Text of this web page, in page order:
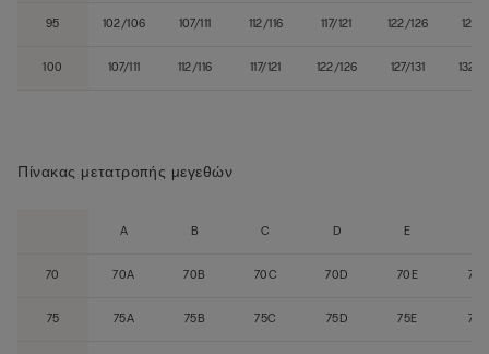
95 102/106 107/111 112/116 117/121 122/126 127/
100 107/111 112/116 117/121 122/126 127/131 132/
Πίνακας μετατροπής μεγεθών
A B C D E
70 70A 70B 70C 70D 70E 70F
75 75A 75B 75C 75D 75E 75F